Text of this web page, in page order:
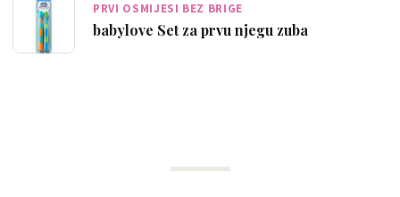
PRVI OSMIJESI BEZ BRIGE
babylove Set za prvu njegu zuba